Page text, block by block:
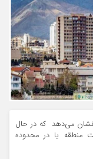
نشان می‌دهد که در حال
منطقه یا در محدوده